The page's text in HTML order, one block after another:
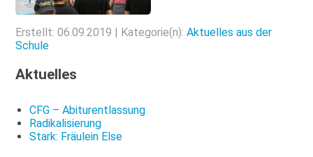
Erstellt: 06.09.2019 | Kategorie(n):Aktuelles aus der
Schule
Aktuelles
CFG – Abiturentlassung
Radikalisierung
Stark: Fräulein Else